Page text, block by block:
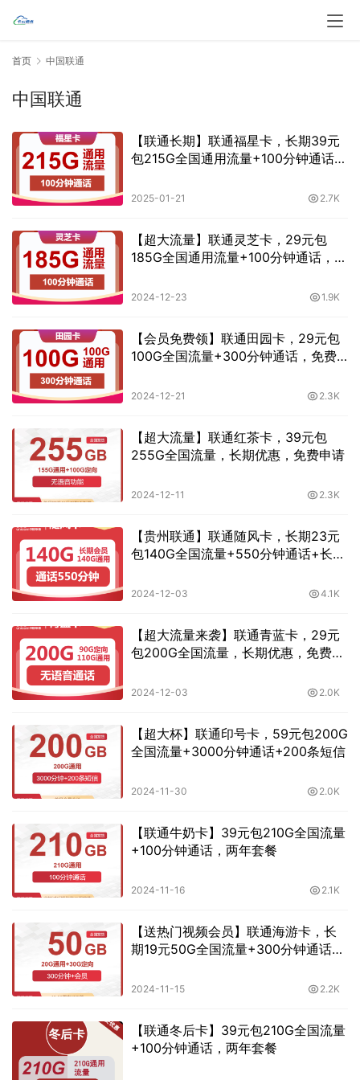
首页 中国联通
中国联通
【联通长期】联通福星卡，长期39元
包215G全国通用流量+100分钟通话，
2025-01-21 2.7K
【超大流量】联通灵芝卡，29元包
185G全国通用流量+100分钟通话，免
2024-12-23 1.9K
【会员免费领】联通田园卡，29元包
100G全国流量+300分钟通话，免费
2024-12-21 2.3K
【超大流量】联通红茶卡，39元包
255G全国流量，长期优惠，免费申请
2024-12-11 2.3K
【贵州联通】联通随风卡，长期23元
包140G全国流量+550分钟通话+长期
2024-12-03 4.1K
【超大流量来袭】联通青蓝卡，29元
包200G全国流量，长期优惠，免费申
2024-12-03 2.0K
【超大杯】联通印号卡，59元包200G
全国流量+3000分钟通话+200条短信
2024-11-30 2.0K
【联通牛奶卡】39元包210G全国流量
+100分钟通话，两年套餐
2024-11-16 2.1K
【送热门视频会员】联通海游卡，长
期19元50G全国流量+300分钟通话
2024-11-15 2.2K
【联通冬后卡】39元包210G全国流量
+100分钟通话，两年套餐